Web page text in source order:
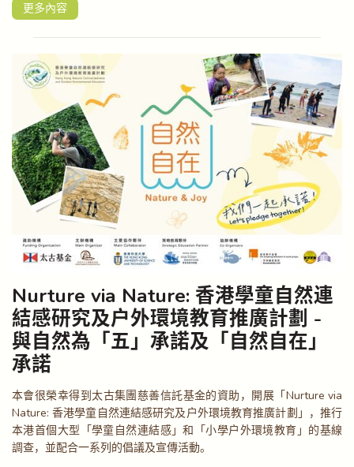
更多內容
Nurture via Nature: 香港學童自然連
結感研究及戶外環境教育推廣計劃 -
與自然為「五」承諾及「自然自在」
承諾
本會很榮幸得到太古集團慈善信託基金的資助，開展「Nurture via
Nature: 香港學童自然連結感研究及戶外環境教育推廣計劃」，推行
本港首個大型「學童自然連結感」和「小學戶外環境教育」的基線
調查，並配合一系列的倡議及宣傳活動。